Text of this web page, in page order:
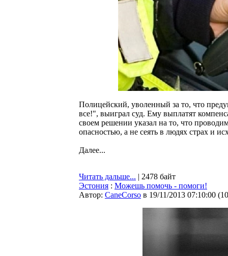
Полицейский, уволенный за то, что
все!", выиграл суд. Ему выплатят
своем решении указал на то, что
опасностью, а не сеять в людях страх и
Далее...
Читать дальше... | 2478 байт
Эстония : Можешь помочь - помоги!
Автор: CaneCorso в 19/11/2013 07:10:00 (